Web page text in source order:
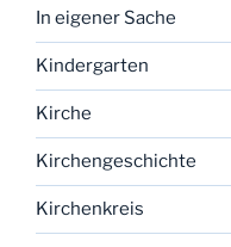
In eigener Sache
Kindergarten
Kirche
Kirchengeschichte
Kirchenkreis